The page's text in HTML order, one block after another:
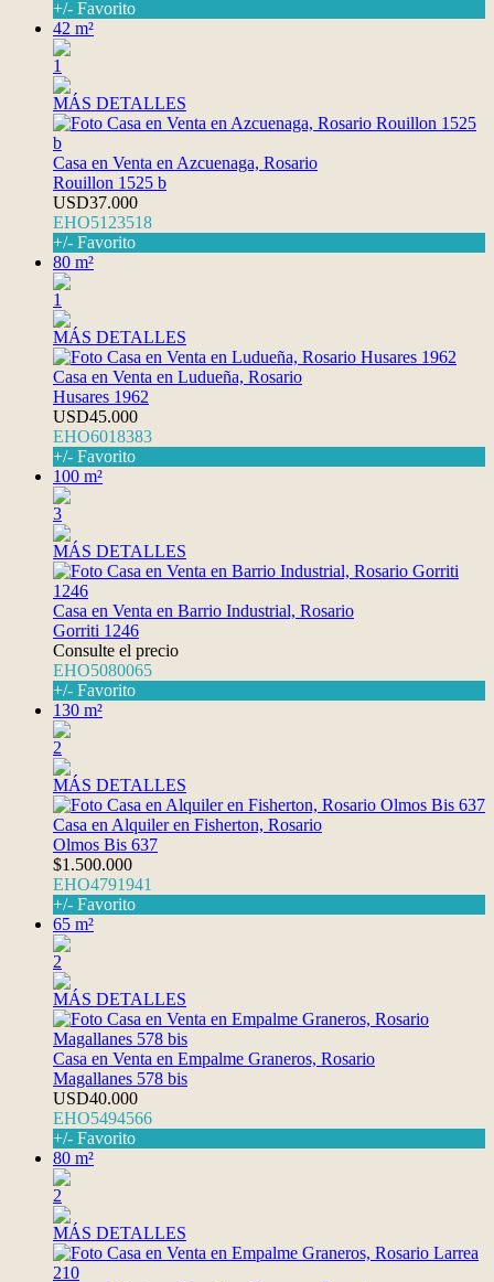
+/- Favorito
42 m²
1
MÁS DETALLES
Casa en Venta en Azcuenaga, Rosario
Rouillon 1525 b
USD37.000
EHO5123518
+/- Favorito
80 m²
1
MÁS DETALLES
Casa en Venta en Ludueña, Rosario
Husares 1962
USD45.000
EHO6018383
+/- Favorito
100 m²
3
MÁS DETALLES
Casa en Venta en Barrio Industrial, Rosario
Gorriti 1246
Consulte el precio
EHO5080065
+/- Favorito
130 m²
2
MÁS DETALLES
Casa en Alquiler en Fisherton, Rosario
Olmos Bis 637
$1.500.000
EHO4791941
+/- Favorito
65 m²
2
MÁS DETALLES
Casa en Venta en Empalme Graneros, Rosario
Magallanes 578 bis
USD40.000
EHO5494566
+/- Favorito
80 m²
2
MÁS DETALLES